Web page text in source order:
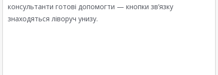
консультанти готові допомогти — кнопки зв’язку
знаходяться ліворуч унизу.